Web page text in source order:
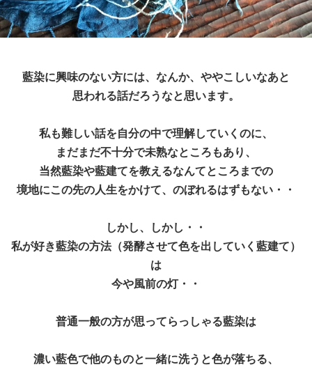
藍染に興味のない方には、なんか、ややこしいなあと
思われる話だろうなと思います。
私も難しい話を自分の中で理解していくのに、
まだまだ不十分で未熟なところもあり、
当然藍染や藍建てを教えるなんてところまでの
境地にこの先の人生をかけて、のぼれるはずもない・・
しかし、しかし・・
私が好き藍染の方法（発酵させて色を出していく藍建て）
は
今や風前の灯・・
普通一般の方が思ってらっしゃる藍染は
濃い藍色で他のものと一緒に洗うと色が落ちる、